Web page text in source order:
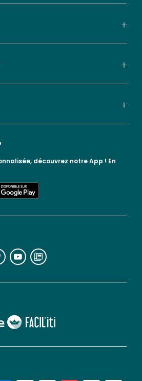
lien vers Faciliti
sociaux lien vers l'espace réseaux sociaux lien vers le blog la redoute
découvrez notre App ! En